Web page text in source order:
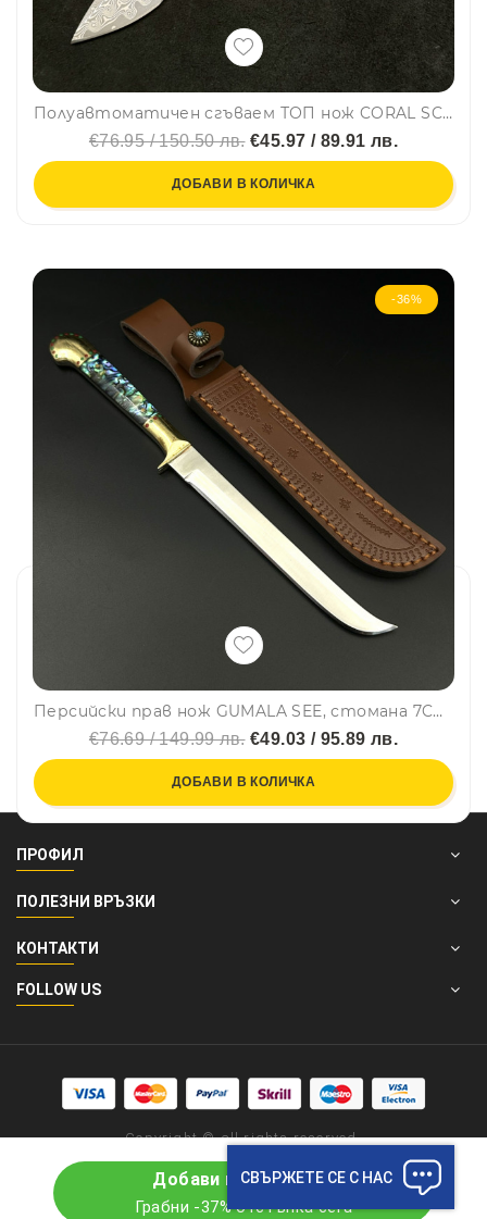
Добави в количката
Грабни -37% отстъпка сега
Полуавтоматичен сгъваем ТОП нож CORAL SCHELL DAMASKUS с палец за отваряне, стомана VG10 damask, дръжка G10, кутия
€76.95 / 150.50 лв.€45.97 / 89.91 лв.
ДОБАВИ В КОЛИЧКА
-36%
Персийски прав нож GUMALA SEE, стомана 7CR13MOV, кания от телешка кожа
€76.69 / 149.99 лв.€49.03 / 95.89 лв.
ДОБАВИ В КОЛИЧКА
ПРОФИЛ
ПОЛЕЗНИ ВРЪЗКИ
КОНТАКТИ
FOLLOW US
Copyright © all rights reserved.
СВЪРЖЕТЕ СЕ С НАС